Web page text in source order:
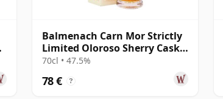
Balmenach Carn Mor Strictly
Limited Oloroso Sherry Cask
Fini 2012 10 años
70cl • 47.5%
78 € ?